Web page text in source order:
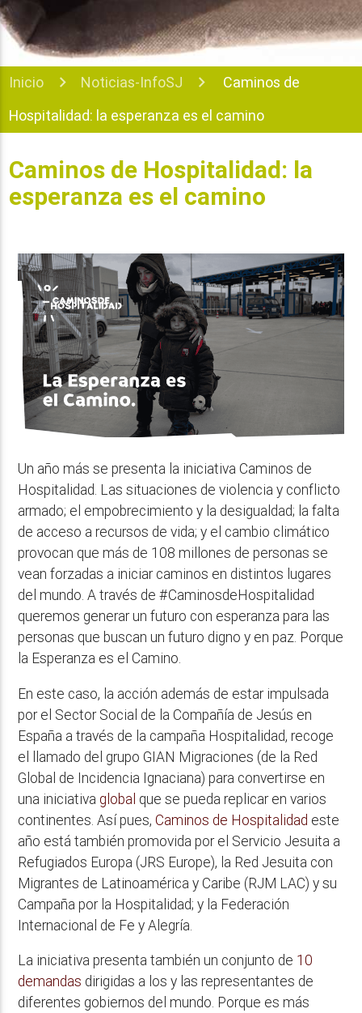
Inicio Noticias-InfoSJ
Caminos de
Hospitalidad: la esperanza es el camino
Caminos de Hospitalidad: la
esperanza es el camino
Un año más se presenta la iniciativa Caminos de
Hospitalidad. Las situaciones de violencia y conflicto
armado; el empobrecimiento y la desigualdad; la falta
de acceso a recursos de vida; y el cambio climático
provocan que más de 108 millones de personas se
vean forzadas a iniciar caminos en distintos lugares
del mundo. A través de #CaminosdeHospitalidad
queremos generar un futuro con esperanza para las
personas que buscan un futuro digno y en paz. Porque
la Esperanza es el Camino.
En este caso, la acción además de estar impulsada
por el Sector Social de la Compañía de Jesús en
España a través de la campaña Hospitalidad, recoge
el llamado del grupo GIAN Migraciones (de la Red
Global de Incidencia Ignaciana) para convertirse en
una iniciativa global que se pueda replicar en varios
continentes. Así pues,Caminos de Hospitalidad este
año está también promovida por el Servicio Jesuita a
Refugiados Europa (JRS Europe), la Red Jesuita con
Migrantes de Latinoamérica y Caribe (RJM LAC) y su
Campaña por la Hospitalidad; y la Federación
Internacional de Fe y Alegría.
La iniciativa presenta también un conjunto de 10
demandas dirigidas a los y las representantes de
diferentes gobiernos del mundo. Porque es más